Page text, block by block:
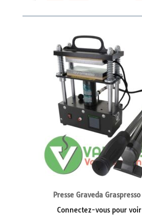
Presse Graveda Graspresso
Connectez-vous pour